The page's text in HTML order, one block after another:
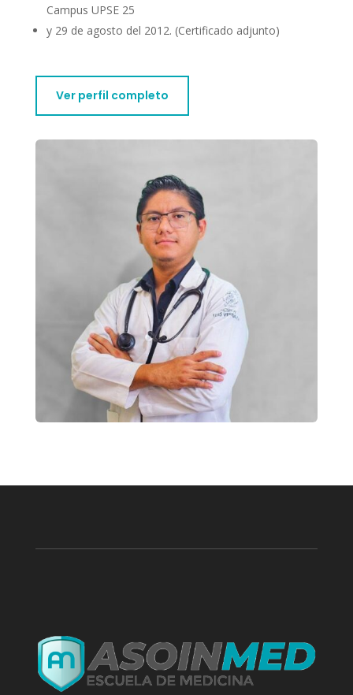
Campus UPSE 25
y 29 de agosto del 2012. (Certificado adjunto)
Ver perfil completo